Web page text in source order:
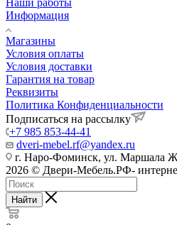
Наши работы
Информация
Магазины
Условия оплаты
Условия доставки
Гарантия на товар
Реквизиты
Политика Конфиденциальности
Подписаться на рассылку
+7 985 853-44-41
dveri-mebel.rf@yandex.ru
г. Наро-Фоминск, ул. Маршала
2026 © Двери-Мебель.РФ-
Найти